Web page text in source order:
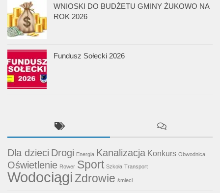
WNIOSKI DO BUDŻETU GMINY ŻUKOWO NA
ROK 2026
Fundusz Sołecki 2026
Dla dzieci Drogi Energia Kanalizacja Konkurs Obwodnica
Oświetlenie Rower Sport Szkoła Transport
WodociągiZdrowie śmieci